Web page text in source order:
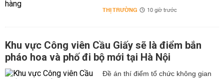
THỊ TRƯỜNG 10 giờ trước
Khu vực Công viên Cầu Giấy sẽ là điểm bắn
pháo hoa và phố đi bộ mới tại Hà Nội
Đề án thí điểm tổ chức không gian